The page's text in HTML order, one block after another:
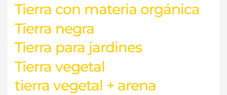
Tierra con materia orgánica
Tierra negra
Tierra para jardines
Tierra vegetal
tierra vegetal + arena